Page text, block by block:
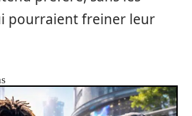
pourraient freiner leur